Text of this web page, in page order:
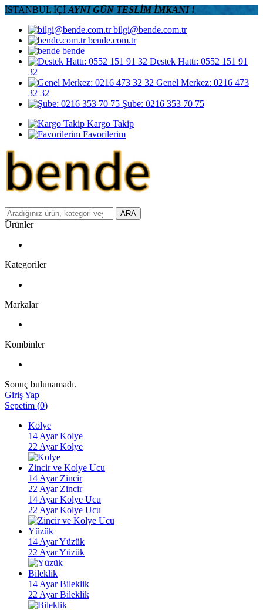
İSTANBUL İÇİ AYNI GÜN TESLİM İMKANI !
bilgi@bende.com.tr
bende.com.tr
bende
Destek Hattı: 0552 151 91
32
Genel Merkez: 0216 473
32 32
Şube: 0216 353 70 75
Kargo Takip
Favorilerim
ARA
Ürünler
Kategoriler
Markalar
Kombinler
Sonuç bulunamadı.
Giriş Yap
Sepetim (0)
Kolye
14 Ayar Kolye
22 Ayar Kolye
Zincir ve Kolye Ucu
14 Ayar Zincir
22 Ayar Zincir
14 Ayar Kolye Ucu
22 Ayar Kolye Ucu
Yüzük
14 Ayar Yüzük
22 Ayar Yüzük
Bileklik
14 Ayar Bileklik
22 Ayar Bileklik